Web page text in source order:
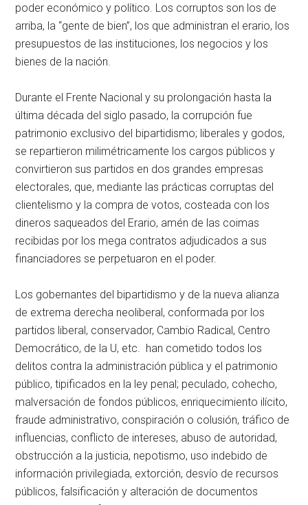
poder económico y político. Los corruptos son los de
arriba, la “gente de bien”, los que administran el erario, los
presupuestos de las instituciones, los negocios y los
bienes de la nación.
Durante el Frente Nacional y su prolongación hasta la
última década del siglo pasado, la corrupción fue
patrimonio exclusivo del bipartidismo; liberales y godos,
se repartieron milimétricamente los cargos públicos y
convirtieron sus partidos en dos grandes empresas
electorales, que, mediante las prácticas corruptas del
clientelismo y la compra de votos, costeada con los
dineros saqueados del Erario, amén de las coimas
recibidas por los mega contratos adjudicados a sus
financiadores se perpetuaron en el poder.
Los gobernantes del bipartidismo y de la nueva alianza
de extrema derecha neoliberal, conformada por los
partidos liberal, conservador, Cambio Radical, Centro
Democrático, de la U, etc. han cometido todos los
delitos contra la administración pública y el patrimonio
público, tipificados en la ley penal; peculado, cohecho,
malversación de fondos públicos, enriquecimiento ilícito,
fraude administrativo, conspiración o colusión, tráfico de
influencias, conflicto de intereses, abuso de autoridad,
obstrucción a la justicia, nepotismo, uso indebido de
información privilegiada, extorción, desvío de recursos
públicos, falsificación y alteración de documentos